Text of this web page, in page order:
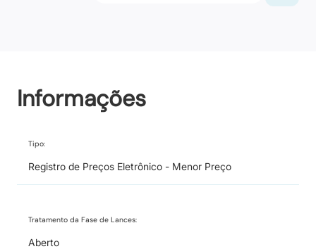
Informações
Tipo:
Registro de Preços Eletrônico - Menor Preço
Tratamento da Fase de Lances:
Aberto